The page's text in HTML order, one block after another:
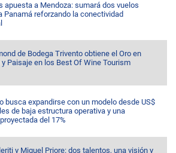
apuesta a Mendoza: sumará dos vuelos
Panamá reforzando la conectividad
de Bodega Trivento obtiene el Oro en
Paisaje en los Best Of Wine Tourism
busca expandirse con un modelo desde US$
de baja estructura operativa y una
del 17%
y Miguel Priore: dos talentos, una visión y